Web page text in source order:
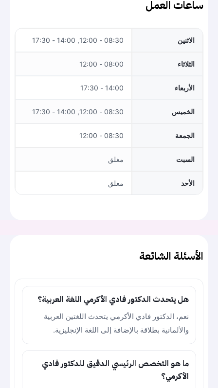
ساعات العمل
الاثنين 08:30 - 12:00, 14:00 - 17:30
الثلاثاء 08:00 - 12:00
الأربعاء 14:00 - 17:30
الخميس 08:30 - 12:00, 14:00 - 17:30
الجمعة 08:30 - 12:00
السبت مغلق
الأحد مغلق
الأسئلة الشائعة
هل يتحدث الدكتور فادي الأكرمي اللغة العربية؟
نعم، الدكتور فادي الأكرمي يتحدث اللغتين العربية
والألمانية بطلاقة بالإضافة إلى اللغة الإنجليزية.
ما هو التخصص الرئيسي الدقيق للدكتور فادي
الأكرمي؟